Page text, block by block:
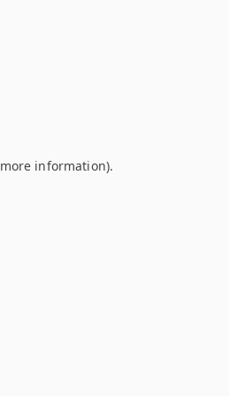
information).